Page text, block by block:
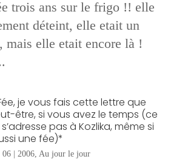
trois ans sur le frigo !! elle
déteint, elle etait un
mais elle etait encore là !
je vous fais cette lettre que
être, si vous avez le temps (ce
pas à Kozlika, même si
une fée)*
06| 2006, Au jour le jour